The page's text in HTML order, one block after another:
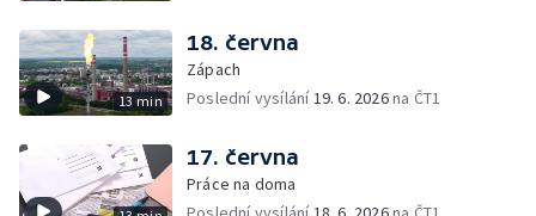
13 min
18. června
Zápach
Poslední vysílání19. 6. 2026na ČT1
17. června
Práce na doma